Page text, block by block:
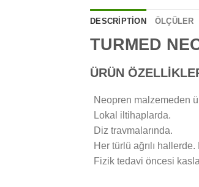
DESCRIPTION ÖLÇÜLER
TURMED
ÜRÜN
Neopren malzemeden
Lokal iltihaplarda.
Diz travmalarında.
Her türlü ağrılı
Fizik tedavi öncesi